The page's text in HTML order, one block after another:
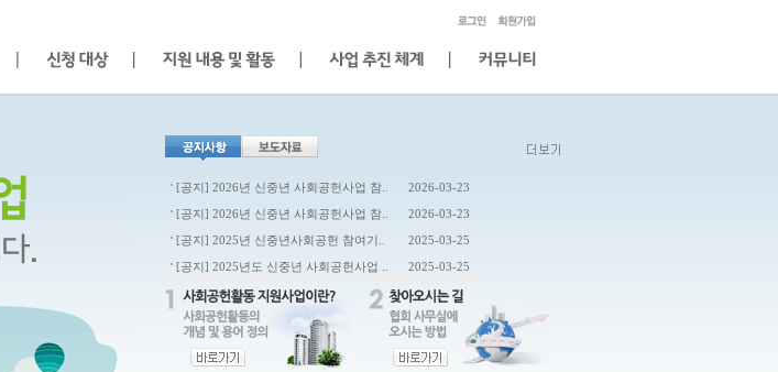
[공지] 2026년 신중년 사회공헌사업 참..
2026-03-23
[공지] 2026년 신중년 사회공헌사업 참..
2026-03-23
[공지] 2025년 신중년사회공헌 참여기..
2025-03-25
[공지] 2025년도 신중년 사회공헌사업 ..
2025-03-25